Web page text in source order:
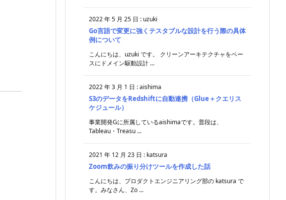
2022 年 5 月 25 日 : uzuki
Go言語で変更に強くテスタブルな設計を行う際の具体
例について
こんにちは、uzuki です。 クリーンアーキテクチャをベー
スにドメイン駆動設計 ...
2022 年 3 月 1 日 :aishima
S3のデータをRedshiftに自動連携（Glue＋クエリス
ケジュール）
事業開発Gに所属しているaishimaです。普段は、
Tableau・Treasu ...
2021 年 12 月 23 日 : katsura
Zoom飲みの振り分けツールを作成した話
こんにちは、プロダクトエンジニアリング部の katsura で
す。みなさん、Zo ...